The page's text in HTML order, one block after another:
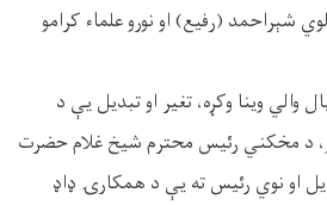
شېراحمد (رفیع) او نورو علماء کرامو
وینا وکړه، تغیر او تبدیل يې د
د مخکني رئیس محترم شیخ غلام حضرت
او نوي رئیس ته يې د همکارۍ ډاډ